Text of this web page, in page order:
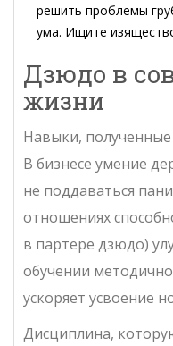
решить проблемы
ума. Ищите
Дзюдо в
жизни
Навыки,
В бизнесе умение
не поддаваться
отношениях
в партере дзюдо)
обучении
ускоряет усвоение
Дисциплина,